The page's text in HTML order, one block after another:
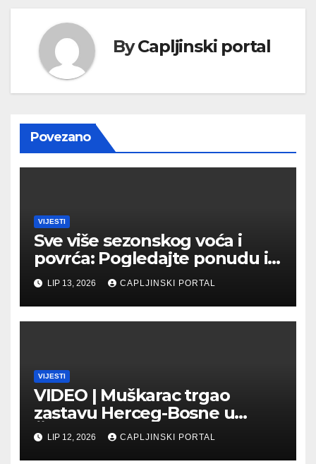
ByCapljinski portal
Povezano
VIJESTI
Sve više sezonskog voća i
povrća: Pogledajte ponudu i
cijene na čapljinskoj
Veletržnici
LIP 13, 2026 CAPLJINSKI PORTAL
VIJESTI
VIDEO | Muškarac trgao
zastavu Herceg-Bosne u
Čapljini: Traži se hitno
uhićenje
LIP 12, 2026 CAPLJINSKI PORTAL